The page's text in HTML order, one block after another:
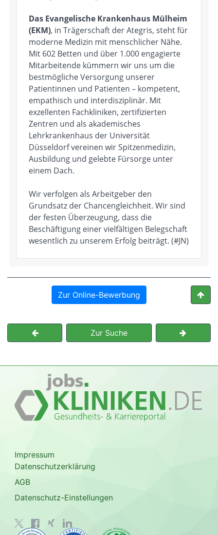
Zur Online-Bewerbung
Zur Suche
Impressum
Datenschutzerklärung
AGB
Datenschutz-Einstellungen